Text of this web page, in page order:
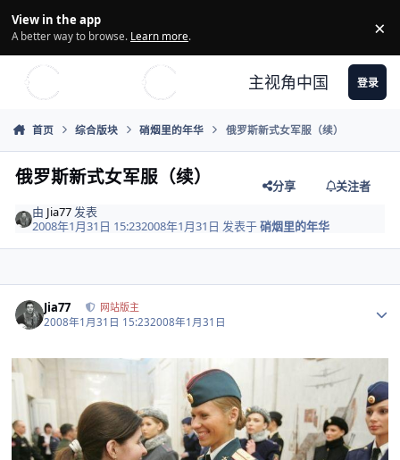
View in the app
A better way to browse. Learn more. ×
主视角中国 登录
首页 综合版块 硝烟里的年华 俄罗斯新式女军服（续）
俄罗斯新式女军服（续） 分享
关注者
由 Jia77 发表
2008年1月31日 15:232008年1月31日 发表于硝烟里的年华
Jia77 网站版主
2008年1月31日 15:232008年1月31日